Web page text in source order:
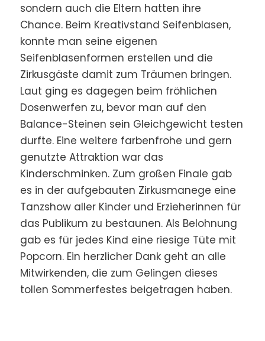
sondern auch die Eltern hatten ihre
Chance. Beim Kreativstand Seifenblasen,
konnte man seine eigenen
Seifenblasenformen erstellen und die
Zirkusgäste damit zum Träumen bringen.
Laut ging es dagegen beim fröhlichen
Dosenwerfen zu, bevor man auf den
Balance-Steinen sein Gleichgewicht testen
durfte. Eine weitere farbenfrohe und gern
genutzte Attraktion war das
Kinderschminken. Zum großen Finale gab
es in der aufgebauten Zirkusmanege eine
Tanzshow aller Kinder und Erzieherinnen für
das Publikum zu bestaunen. Als Belohnung
gab es für jedes Kind eine riesige Tüte mit
Popcorn. Ein herzlicher Dank geht an alle
Mitwirkenden, die zum Gelingen dieses
tollen Sommerfestes beigetragen haben.